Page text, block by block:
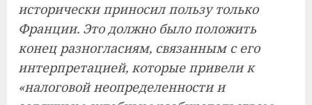
исторически приносил пользу только
Франции. Это должно было положить
конец разногласиям, связанным с его
интерпретацией, которые привели к
«налоговой неопределенности и